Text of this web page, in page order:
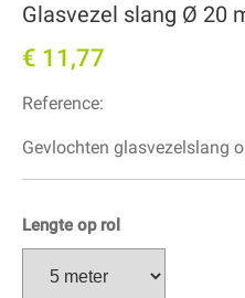
Glasvezel slang Ø 20
€ 11,77
Reference:
Gevlochten glasvezelslang
Lengte op rol